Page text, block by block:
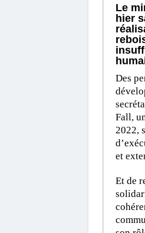
Le
hier
Des
Fall,
2022,
et
Et de